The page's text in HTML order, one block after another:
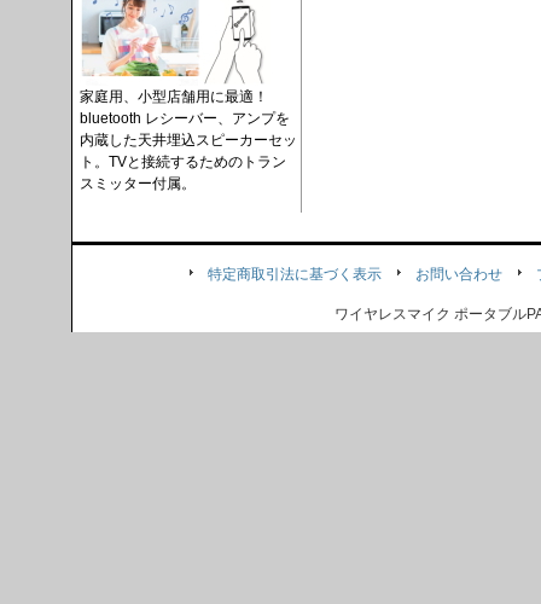
家庭用、小型店舗用に最適！
bluetooth レシーバー、アンプを
内蔵した天井埋込スピーカーセッ
ト。TVと接続するためのトラン
スミッター付属。
特定商取引法に基づく表示 お問い合わせ
ワイヤレスマイク ポータブル